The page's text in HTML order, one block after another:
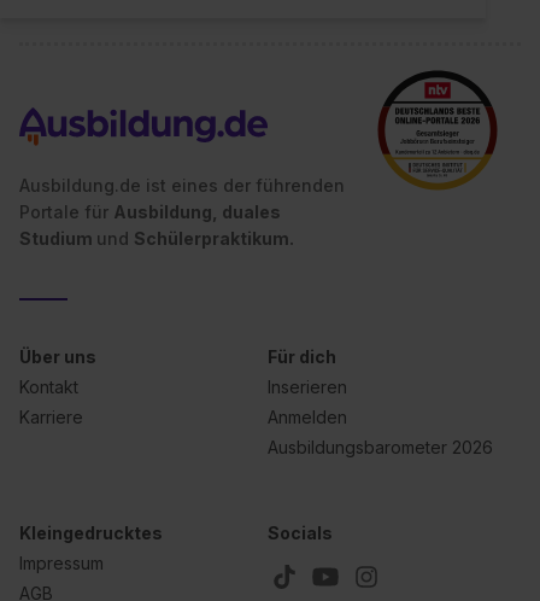
Ausbildung.de ist eines der führenden
Portale für Ausbildung, duales
Studium und Schülerpraktikum.
Über uns
Kontakt
Karriere
Für dich
Inserieren
Anmelden
Ausbildungsbarometer 2026
Kleingedrucktes
Impressum
AGB
Socials